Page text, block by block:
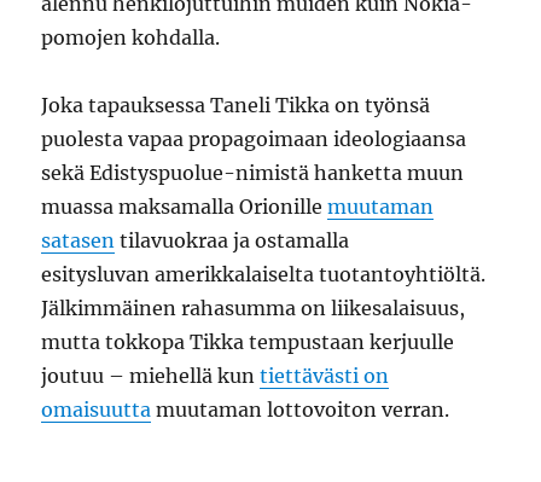
pomojen kohdalla.
Joka tapauksessa Taneli Tikka on työnsä
puolesta vapaa propagoimaan ideologiaansa
sekä Edistyspuolue-nimistä hanketta muun
muassa maksamalla Orionillemuutaman
satasen tilavuokraa ja ostamalla
esitysluvan amerikkalaiselta tuotantoyhtiöltä.
Jälkimmäinen rahasumma on liikesalaisuus,
mutta tokkopa Tikka tempustaan kerjuulle
joutuu – miehellä kuntiettävästi on
omaisuutta muutaman lottovoiton verran.